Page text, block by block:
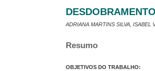
ADRIANA MARTINS SILVA, ISABEL
Resumo
OBJETIVOS DO TRABALHO: